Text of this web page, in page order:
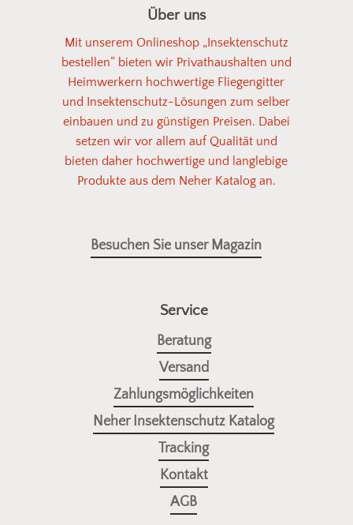
Über uns
Mit unserem Onlineshop „Insektenschutz
bestellen“ bieten wir Privathaushalten und
Heimwerkern hochwertige Fliegengitter
und Insektenschutz-Lösungen zum selber
einbauen und zu günstigen Preisen. Dabei
setzen wir vor allem auf Qualität und
bieten daher hochwertige und langlebige
Produkte aus dem Neher Katalog an.
Besuchen Sie unser Magazin
Service
Beratung
Versand
Zahlungsmöglichkeiten
Neher Insektenschutz Katalog
Tracking
Kontakt
AGB